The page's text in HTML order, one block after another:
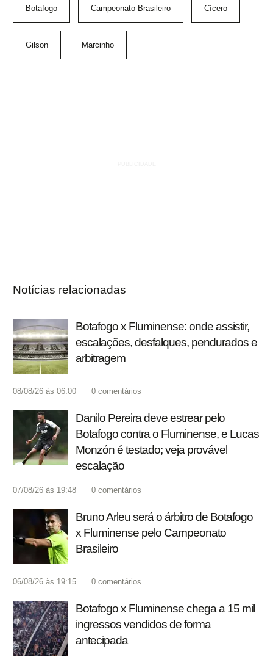
Botafogo Campeonato Brasileiro Cícero
Gilson Marcinho
Notícias relacionadas
Botafogo x Fluminense: onde assistir,
escalações, desfalques, pendurados e
arbitragem
08/08/26 às 06:00 0 comentários
Danilo Pereira deve estrear pelo
Botafogo contra o Fluminense, e Lucas
Monzón é testado; veja provável
escalação
07/08/26 às 19:48 0 comentários
Bruno Arleu será o árbitro de Botafogo
x Fluminense pelo Campeonato
Brasileiro
06/08/26 às 19:15 0 comentários
Botafogo x Fluminense chega a 15 mil
ingressos vendidos de forma
antecipada